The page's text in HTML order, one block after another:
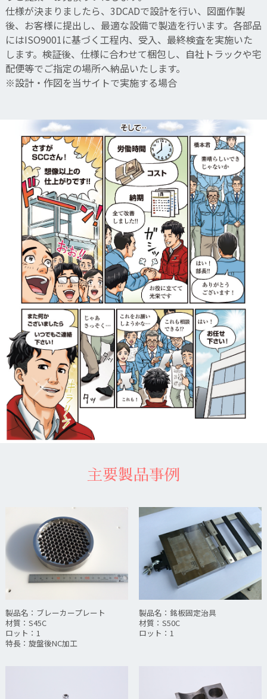
仕様が決まりましたら、3DCADで設計を行い、図面作製
後、お客様に提出し、最適な設備で製造を行います。各部品
にはISO9001に基づく工程内、受入、最終検査を実施いた
します。検証後、仕様に合わせて梱包し、自社トラックや宅
配便等でご指定の場所へ納品いたします。
※設計・作図を当サイトで実施する場合
主要製品事例
製品名：ブレーカープレート
材質：S45C
ロット：1
特長：旋盤後NC加工
製品名：銘板固定治具
材質：S50C
ロット：1